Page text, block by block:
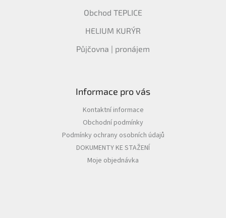
Obchod TEPLICE
HELIUM KURÝR
Půjčovna | pronájem
Informace pro vás
Kontaktní informace
Obchodní podmínky
Podmínky ochrany osobních údajů
DOKUMENTY KE STAŽENÍ
Moje objednávka